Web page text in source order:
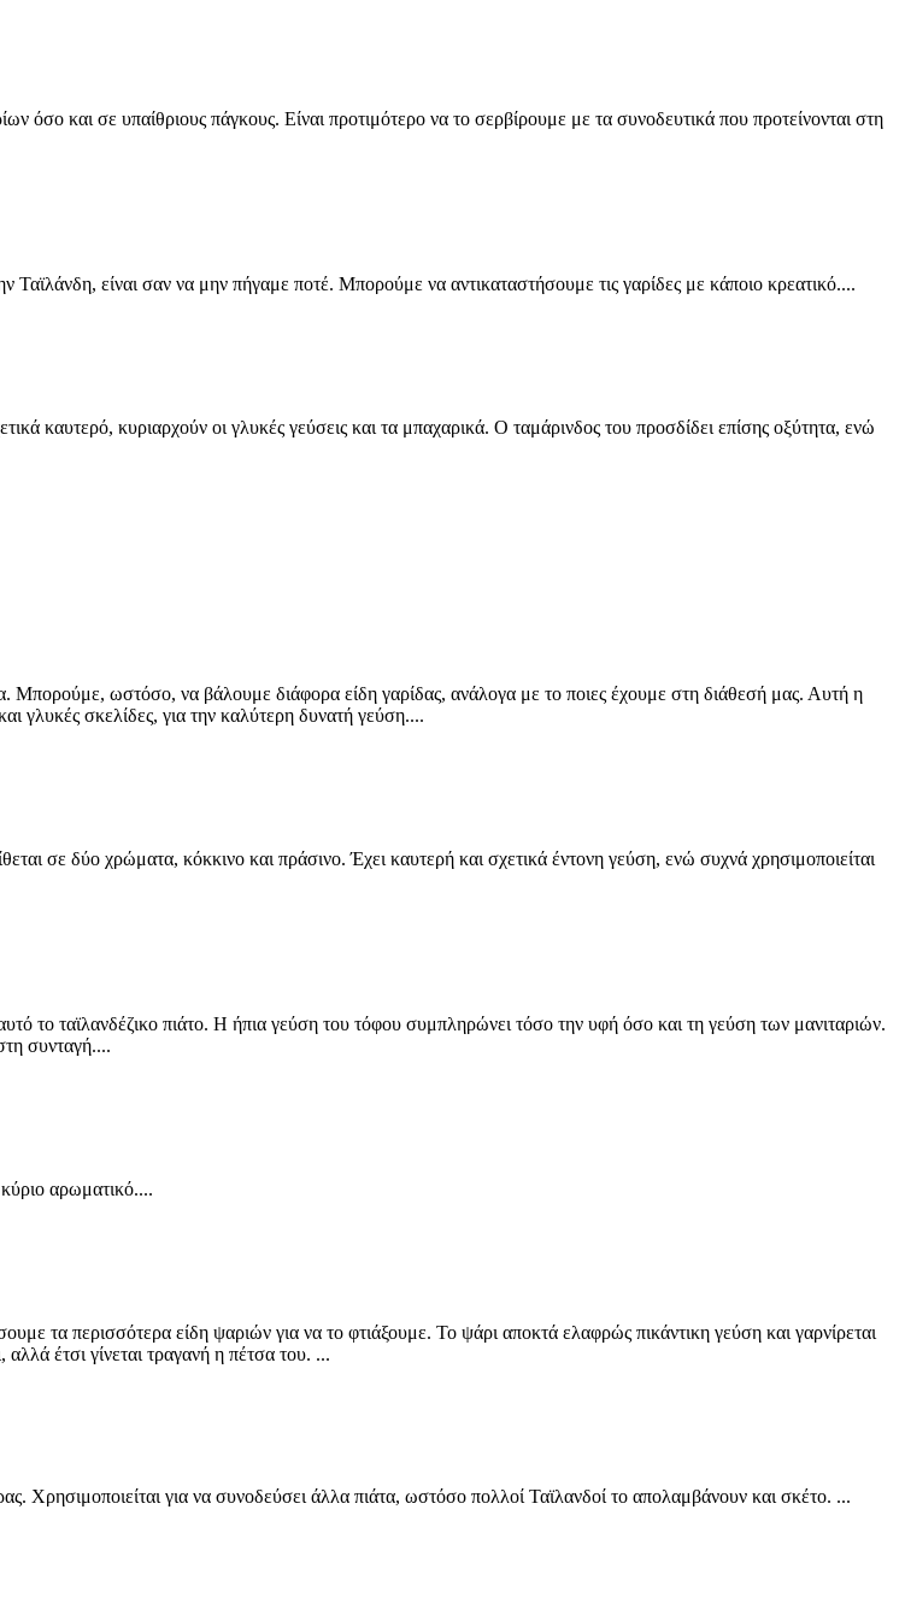
και σε υπαίθριους πάγκους. Είναι προτιμότερο να το σερβίρουμε με τα συνοδευτικά που προτείνονται στη
είναι σαν να μην πήγαμε ποτέ. Μπορούμε να αντικαταστήσουμε τις γαρίδες με κάποιο κρεατικό....
καυτερό, κυριαρχούν οι γλυκές γεύσεις και τα μπαχαρικά. Ο ταμάρινδος του προσδίδει επίσης οξύτητα, ενώ
Μπορούμε, ωστόσο, να βάλουμε διάφορα είδη γαρίδας, ανάλογα με το ποιες έχουμε στη διάθεσή μας. Αυτή η
γλυκές σκελίδες, για την καλύτερη δυνατή γεύση....
σε δύο χρώματα, κόκκινο και πράσινο. Έχει καυτερή και σχετικά έντονη γεύση, ενώ συχνά χρησιμοποιείται
το ταϊλανδέζικο πιάτο. Η ήπια γεύση του τόφου συμπληρώνει τόσο την υφή όσο και τη γεύση των μανιταριών.
συνταγή....
αρωματικό....
τα περισσότερα είδη ψαριών για να το φτιάξουμε. Το ψάρι αποκτά ελαφρώς πικάντικη γεύση και γαρνίρεται
έτσι γίνεται τραγανή η πέτσα του. ...
Χρησιμοποιείται για να συνοδεύσει άλλα πιάτα, ωστόσο πολλοί Ταϊλανδοί το απολαμβάνουν και σκέτο. ...